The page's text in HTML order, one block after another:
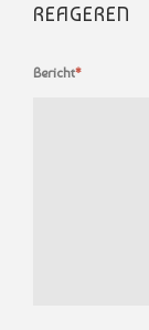
REAGEREN
Bericht*